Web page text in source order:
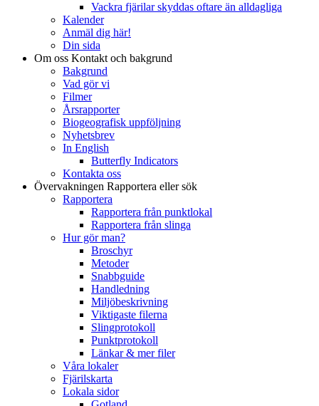
Vackra fjärilar skyddas oftare än alldagliga
Kalender
Anmäl dig här!
Din sida
Om oss Kontakt och bakgrund
Bakgrund
Vad gör vi
Filmer
Årsrapporter
Biogeografisk uppföljning
Nyhetsbrev
In English
Butterfly Indicators
Kontakta oss
Övervakningen Rapportera eller sök
Rapportera
Rapportera från punktlokal
Rapportera från slinga
Hur gör man?
Broschyr
Metoder
Snabbguide
Handledning
Miljöbeskrivning
Viktigaste filerna
Slingprotokoll
Punktprotokoll
Länkar & mer filer
Våra lokaler
Fjärilskarta
Lokala sidor